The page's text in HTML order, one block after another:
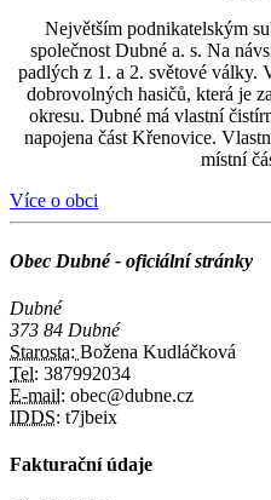
Největším podnikatelským
společnost Dubné a. s. Na
padlých z 1. a 2. světové války.
dobrovolných hasičů, která je
okresu. Dubné má vlastní
napojena část Křenovice.
místní
Více o obci
Obec Dubné - oficiální stránky
Dubné
373 84 Dubné
Starosta: Božena Kudláčková
Tel: 387992034
E-mail: obec@dubne.cz
IDDS: t7jbeix
Fakturační údaje